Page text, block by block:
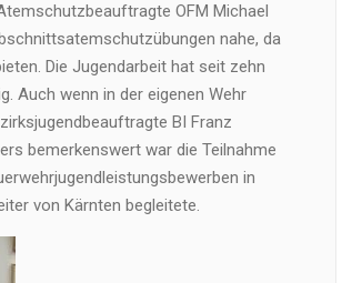
OFM Michael
nahe, da
Die Jugendarbeit hat seit zehn
Auch wenn in der eigenen Wehr
BI Franz
bemerkenswert war die Teilnahme
in
von Kärnten begleitete.